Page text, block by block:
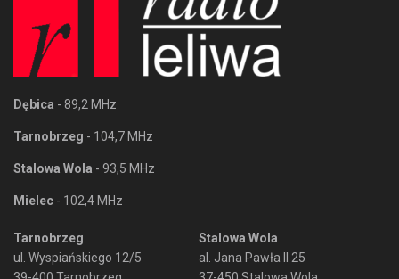
Dębica - 89,2 MHz
Tarnobrzeg - 104,7 MHz
Stalowa Wola - 93,5 MHz
Mielec - 102,4 MHz
Tarnobrzeg
ul. Wyspiańskiego 12/5
Stalowa Wola
al. Jana Pawła II 25